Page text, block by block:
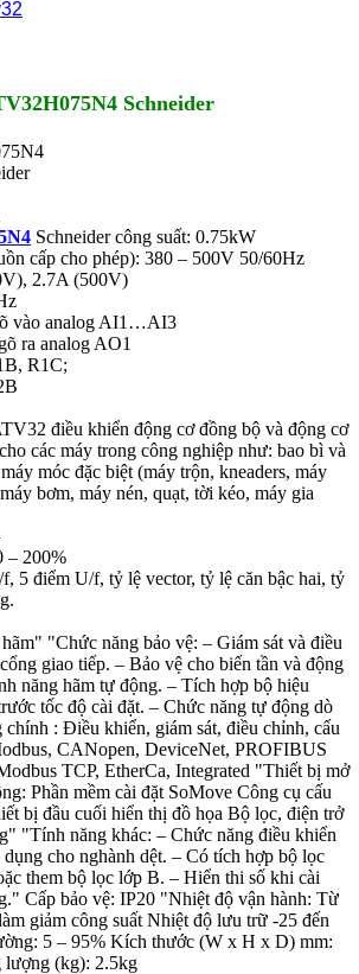
Schneider
Schneider công suất: 0.75kW
cấp cho phép): 380 – 500V 50/60Hz
2.7A (500V)
vào analog AI1…AI3
ra analog AO1
R1C;
điều khiển động cơ đồng bộ và động cơ
các máy trong công nghiệp như: bao bì và
móc đặc biệt (máy trộn, kneaders, máy
bơm, máy nén, quạt, tời kéo, máy gia
– 200%
5 điểm U/f, tỷ lệ vector, tỷ lệ căn bậc hai, tỷ
"Chức năng bảo vệ: – Giám sát và điều
giao tiếp. – Bảo vệ cho biến tần và động
năng hãm tự động. – Tích hợp bộ hiệu
tốc độ cài đặt. – Chức năng tự động dò
: Điều khiển, giám sát, điều chỉnh, cấu
CANopen, DeviceNet, PROFIBUS
TCP, EtherCa, Integrated "Thiết bị mở
Phần mềm cài đặt SoMove Công cụ cấu
bị đầu cuối hiển thị đồ họa Bộ lọc, điện trở
"Tính năng khác: – Chức năng điều khiển
cho nghành dệt. – Có tích hợp bộ lọc
them bộ lọc lớp B. – Hiển thi số khi cài
Cấp bảo vệ: IP20 "Nhiệt độ vận hành: Từ
giảm công suất Nhiệt độ lưu trữ -25 đến
5 – 95% Kích thước (W x H x D) mm:
lượng (kg): 2.5kg